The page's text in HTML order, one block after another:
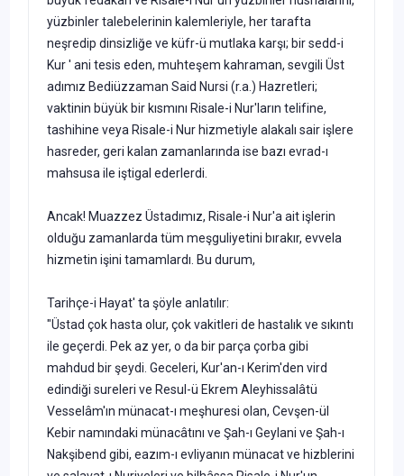
yüzbinler talebelerinin kalemleriyle, her tarafta
neşredip dinsizliğe ve küfr-ü mutlaka karşı; bir sedd-i
Kur ' ani tesis eden, muhteşem kahraman, sevgili Üst
adımız Bediüzzaman Said Nursi (r.a.) Hazretleri;
vaktinin büyük bir kısmını Risale-i Nur'ların telifine,
tashihine veya Risale-i Nur hizmetiyle alakalı sair işlere
hasreder, geri kalan zamanlarında ise bazı evrad-ı
mahsusa ile iştigal ederlerdi.
Ancak! Muazzez Üstadımız, Risale-i Nur'a ait işlerin
olduğu zamanlarda tüm meşguliyetini bırakır, evvela
hizmetin işini tamamlardı. Bu durum,
Tarihçe-i Hayat' ta şöyle anlatılır:
"Üstad çok hasta olur, çok vakitleri de hastalık ve sıkıntı
ile geçerdi. Pek az yer, o da bir parça çorba gibi
mahdud bir şeydi. Geceleri, Kur'an-ı Kerim'den vird
edindiği sureleri ve Resul-ü Ekrem Aleyhissalâtü
Vesselâm'ın münacat-ı meşhuresi olan, Cevşen-ül
Kebir namındaki münacâtını ve Şah-ı Geylani ve Şah-ı
Nakşibend gibi, eazım-ı evliyanın münacat ve hizblerini